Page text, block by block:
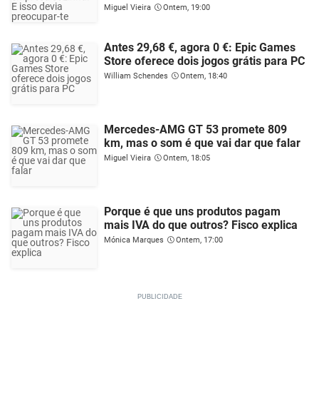
Miguel Vieira Ontem, 19:00
Antes 29,68 €, agora 0 €: Epic Games
Store oferece dois jogos grátis para PC
William Schendes Ontem, 18:40
Mercedes-AMG GT 53 promete 809
km, mas o som é que vai dar que falar
Miguel Vieira Ontem, 18:05
Porque é que uns produtos pagam
mais IVA do que outros? Fisco explica
Mónica Marques Ontem, 17:00